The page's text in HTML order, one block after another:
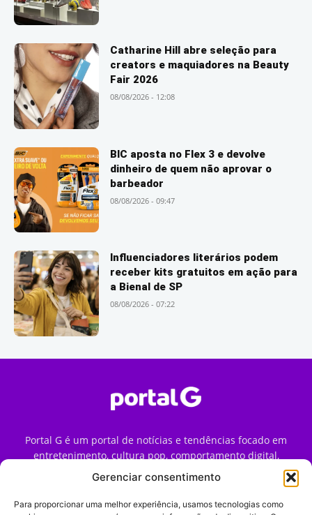
Gerenciar consentimento
Para proporcionar uma melhor experiência, usamos tecnologias como
Catharine Hill abre seleção para
creators e maquiadores na Beauty
Fair 2026
08/08/2026 - 12:08
BIC aposta no Flex 3 e devolve
dinheiro de quem não aprovar o
barbeador
08/08/2026 - 09:47
Influenciadores literários podem
receber kits gratuitos em ação para
a Bienal de SP
08/08/2026 - 07:22
Portal G é um portal de notícias e tendências focado em
entretenimento, cultura pop, comportamento digital,
streaming, games e iniciativas de marca que impactam a
forma como o público vive e consome internet no Brasil.